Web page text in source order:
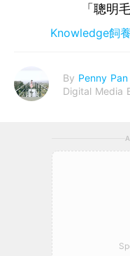
「聰明
Knowledge飼
By Penny Pan
Digital Media